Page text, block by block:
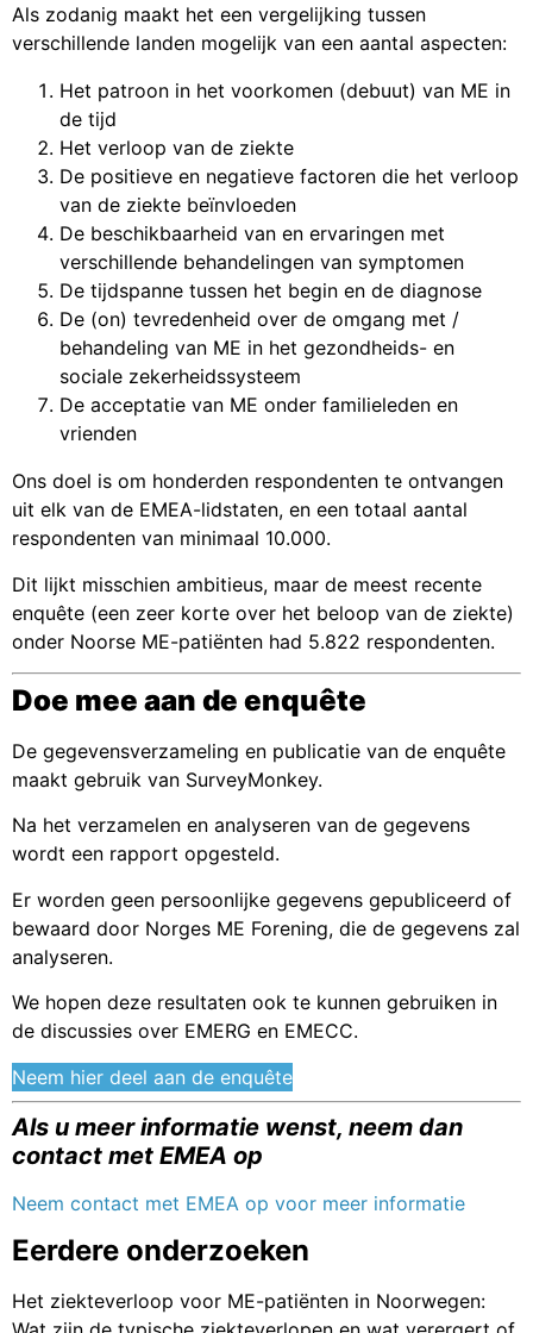
Als zodanig maakt het een vergelijking tussen
verschillende landen mogelijk van een aantal aspecten:
Het patroon in het voorkomen (debuut) van ME in
de tijd
Het verloop van de ziekte
De positieve en negatieve factoren die het verloop
van de ziekte beïnvloeden
De beschikbaarheid van en ervaringen met
verschillende behandelingen van symptomen
De tijdspanne tussen het begin en de diagnose
De (on) tevredenheid over de omgang met /
behandeling van ME in het gezondheids- en
sociale zekerheidssysteem
De acceptatie van ME onder familieleden en
vrienden
Ons doel is om honderden respondenten te ontvangen
uit elk van de EMEA-lidstaten, en een totaal aantal
respondenten van minimaal 10.000.
Dit lijkt misschien ambitieus, maar de meest recente
enquête (een zeer korte over het beloop van de ziekte)
onder Noorse ME-patiënten had 5.822 respondenten.
Doe mee aan de enquête
De gegevensverzameling en publicatie van de enquête
maakt gebruik van SurveyMonkey.
Na het verzamelen en analyseren van de gegevens
wordt een rapport opgesteld.
Er worden geen persoonlijke gegevens gepubliceerd of
bewaard door Norges ME Forening, die de gegevens zal
analyseren.
We hopen deze resultaten ook te kunnen gebruiken in
de discussies over EMERG en EMECC.
Neem hier deel aan de enquête
Als u meer informatie wenst, neem dan
contact met EMEA op
Neem contact met EMEA op voor meer informatie
Eerdere onderzoeken
Het ziekteverloop voor ME-patiënten in Noorwegen: